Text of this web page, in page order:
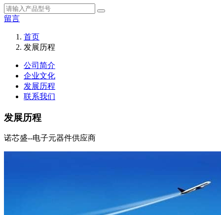
留言
首页
发展历程
公司简介
企业文化
发展历程
联系我们
发展历程
诺芯盛--电子元器件供应商